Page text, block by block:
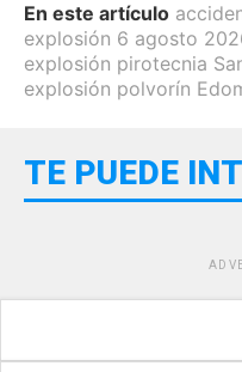
En este artículo
explosión 6 agosto
explosión pirotecnia
explosión polvorín
TE PUEDE